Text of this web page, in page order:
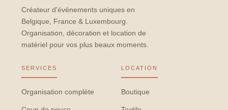
Créateur d'événements uniques en
Belgique, France & Luxembourg.
Organisation, décoration et location de
matériel pour vos plus beaux moments.
SERVICES
Organisation complète
LOCATION
Boutique